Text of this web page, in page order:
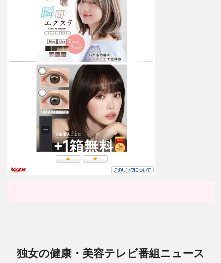
独女の健康・美容テレビ番組ニュース